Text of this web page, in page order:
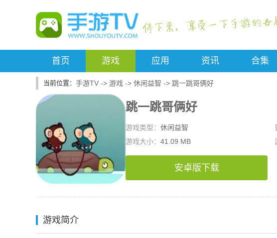
首页 游戏 应用 资讯 合集
手游TV -> 游戏 -> 休闲益智 -> 跳一跳哥俩好
跳一跳哥俩好
游戏类型： 休闲益智
游戏大小： 41.09 MB
安卓版下载
游戏简介